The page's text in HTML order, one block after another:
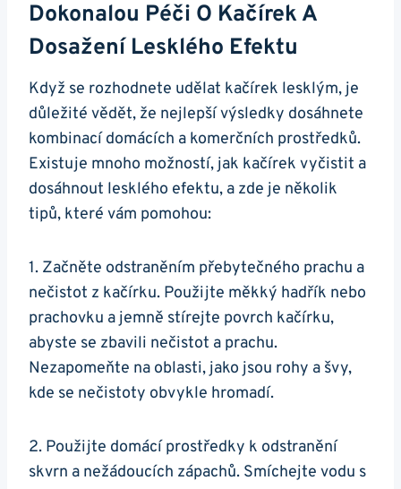
Dokonalou Péči O Kačírek A
Dosažení Lesklého ‌efektu
Když se rozhodnete udělat kačírek lesklým, je
důležité vědět, že‍ nejlepší výsledky dosáhnete
kombinací domácích a komerčních prostředků.
⁤Existuje mnoho ⁢možností, ‌jak kačírek vyčistit a
dosáhnout lesklého efektu, a ‍zde je několik
tipů, které ⁢vám pomohou:
1. Začněte‍ odstraněním⁤ přebytečného ⁢prachu a ​
nečistot ⁤z kačírku. Použijte měkký hadřík nebo
prachovku a jemně stírejte povrch kačírku,
abyste se zbavili nečistot a prachu.
Nezapomeňte na⁢ oblasti, jako jsou rohy a švy,
⁣kde ​se⁤ nečistoty obvykle‍ hromadí.
2. Použijte domácí prostředky k odstranění
skvrn a nežádoucích⁤ zápachů. Smíchejte vodu ⁢s